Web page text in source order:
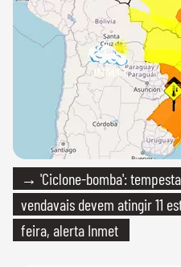
→ 'Ciclone-bomba':
vendavais devem atingir 11
feira, alerta Inmet